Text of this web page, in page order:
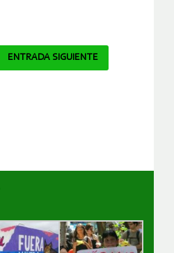
ENTRADA SIGUIENTE